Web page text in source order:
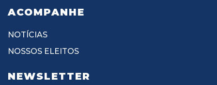
ACOMPANHE
NOTÍCIAS
NOSSOS ELEITOS
NEWSLETTER